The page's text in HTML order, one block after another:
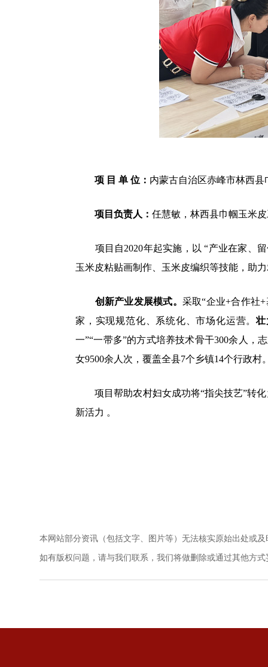
项 目 单 位： 内蒙古自治区赤峰市林西
项目负责人： 任慧敏，林西县巾帼玉米
项目自2020年起实施，以 “产业在家、留
玉米皮粘贴画制作、玉米皮编织等技能，助
创新产业发展模式。 采取“企业+合作社
家，实现规范化、系统化、市场化运营。壮
一”“一带多”的方式培养技术骨干300余人，
女9500余人次，覆盖全县7个乡镇14个行政村
项目帮助农村妇女成功将“指尖技艺”转化
新活力 。
本网站部分资讯（包括文字、图片等）无法核实原始出处或
如有版权问题，请与我们联系，我们将做删除或通过其他方式